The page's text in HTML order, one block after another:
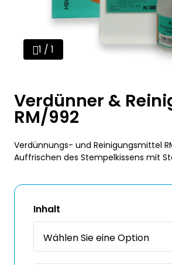
1 / 1
Verdünner &
RM/992
Verdünnungs- und Reinigungsmittel
Auffrischen des Stempelkissens mit
Inhalt